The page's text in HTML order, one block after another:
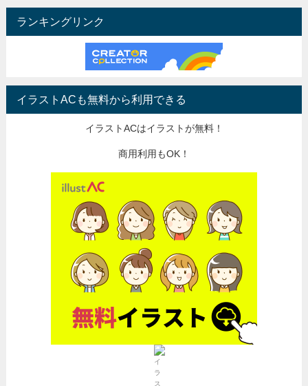
ランキングリンク
イラストACも無料から利用できる
イラストACはイラストが無料！
商用利用もOK！